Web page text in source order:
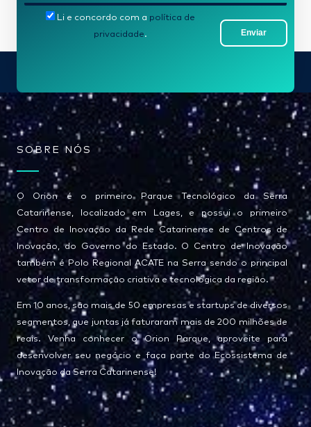
-
*
Enviar
Li e concordo com a política de
privacidade.
SOBRE NÓS
O Orion é o primeiro Parque Tecnológico da Serra
Catarinense, localizado em Lages, e possui o primeiro
Centro de Inovação da Rede Catarinense de Centros de
Inovação, do Governo do Estado. O Centro de Inovação
também é Polo Regional ACATE na Serra sendo o principal
vetor de transformação criativa e tecnológica da região.
Em 10 anos, são mais de 50 empresas e startups de diversos
segmentos, que juntas já faturaram mais de 200 milhões de
reais. Venha conhecer o Orion Parque, aproveite para
desenvolver seu negócio e faça parte do Ecossistema de
Inovação da Serra Catarinense!